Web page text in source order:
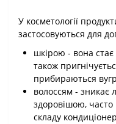
У косметології
застосовуються для
шкірою - вона
також
прибираються
волоссям - зникає
здоровішою,
складу